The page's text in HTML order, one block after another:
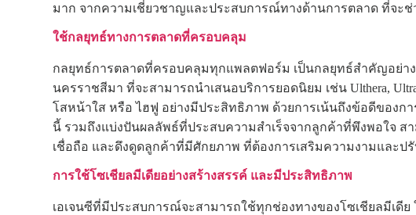
มาก จากความเชี่ยวชาญและประสบการณ์ทางด้านการตลาด ที่จะ
ใช้กลยุทธ์ทางการตลาดที่ครอบคลุม
กลยุทธ์การตลาดที่ครอบคลุมทุกแพลตฟอร์ม เป็นกลยุทธ์สำคัญอย่า
นครราชสีมา ที่จะสามารถนำเสนอบริการยอดนิยม เช่น Ulthera,
โสหน้าใส หรือ ไฮฟู อย่างมีประสิทธิภาพ ด้วยการเน้นถึงข้อดีของก
นี้ รวมถึงแบ่งปันผลลัพธ์ที่ประสบความสำเร็จจากลูกค้าที่พึงพอใจ ส
เชื่อถือ และดึงดูดลูกค้าที่มีศักยภาพ ที่ต้องการเสริมความงามและป
การใช้โซเชียลมีเดียอย่างสร้างสรรค์ และมีประสิทธิภาพ
เอเจนซีที่มีประสบการณ์จะสามารถใช้ทุกช่องทางของโซเชียลมีเ